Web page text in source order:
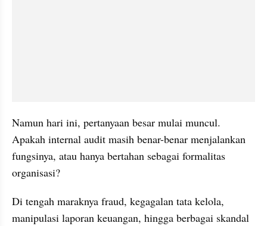
Namun hari ini, pertanyaan besar mulai muncul.
Apakah internal audit masih benar-benar menjalankan
fungsinya, atau hanya bertahan sebagai formalitas
organisasi?
Di tengah maraknya fraud, kegagalan tata kelola,
manipulasi laporan keuangan, hingga berbagai skandal